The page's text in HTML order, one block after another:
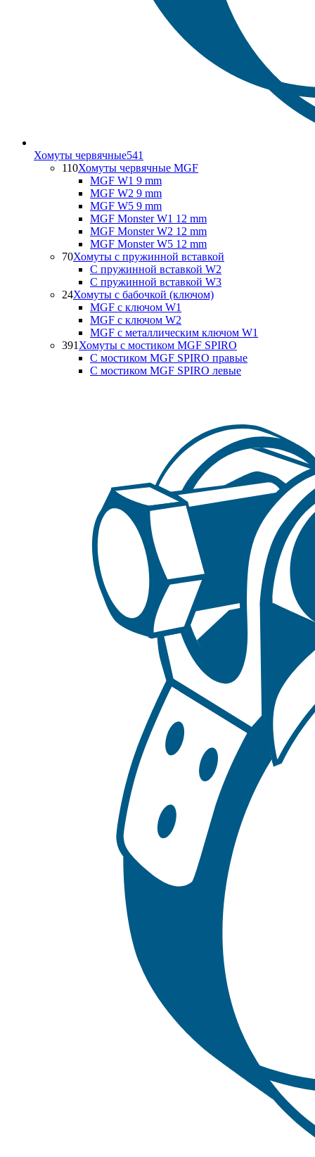
Хомуты червячные541
110Хомуты червячные MGF
MGF W1 9 mm
MGF W2 9 mm
MGF W5 9 mm
MGF Monster W1 12 mm
MGF Monster W2 12 mm
MGF Monster W5 12 mm
70Хомуты с пружинной вставкой
С пружинной вставкой W2
С пружинной вставкой W3
24Хомуты с бабочкой (ключом)
MGF с ключом W1
MGF с ключом W2
MGF с металлическим ключом W1
391 Хомуты с мостиком MGF SPIRO
С мостиком MGF SPIRO правые
С мостиком MGF SPIRO левые